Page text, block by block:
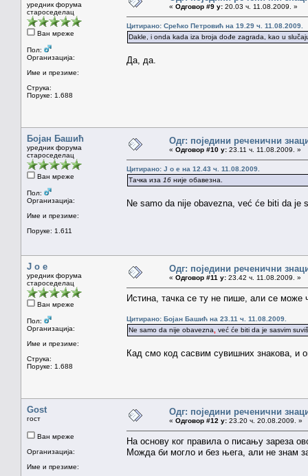
уредник форума
староседелац
Ван мреже
Пол:
Организација:
Име и презиме:
Струка:
Поруке: 1.688
« Одговор #9 у: 20.03 ч. 11.08.2009. »
Цитирано: Срећко Петровић на 19.29 ч. 11.08.2009.
Dakle, i onda kada iza broja dođe zagrada, kao u
Да, да.
Бојан Башић
уредник форума
староседелац
Ван мреже
Пол:
Организација:
Име и презиме:
Поруке: 1.611
Одг: поједини реченични
« Одговор #10 у: 23.11 ч. 11.08.2009. »
Цитирано: J o e на 12.43 ч. 11.08.2009.
Тачка иза 16 није обавезна.
Ne samo da nije obavezna, već će biti da je
J o e
уредник форума
староседелац
Ван мреже
Пол:
Организација:
Име и презиме:
Струка:
Поруке: 1.688
Одг: поједини реченични
« Одговор #11 у: 23.42 ч. 11.08.2009. »
Истина, тачка се ту не пише, али се може
Цитирано: Бојан Башић на 23.11 ч. 11.08.2009.
Ne samo da nije obavezna
već će biti da je sasvim
Кад смо код сасвим сувишних знакова, и
Gost
гост
Ван мреже
Организација:
Име и презиме:
Одг: поједини реченични
« Одговор #12 у: 23.20 ч. 20.08.2009. »
На основу ког правила о писању зареза
Можда би могло и без њега, али не знам